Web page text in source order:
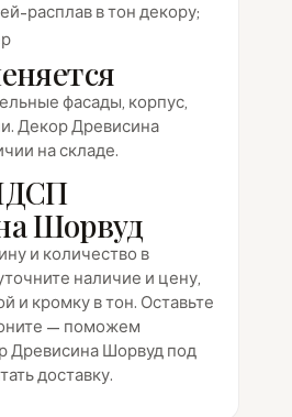
расплав в тон декору;
фасады, корпус,
Декор Древисина
на складе.
Шорвуд
и количество в
наличие и цену,
и кромку в тон. Оставьте
— поможем
Древисина Шорвуд под
доставку.